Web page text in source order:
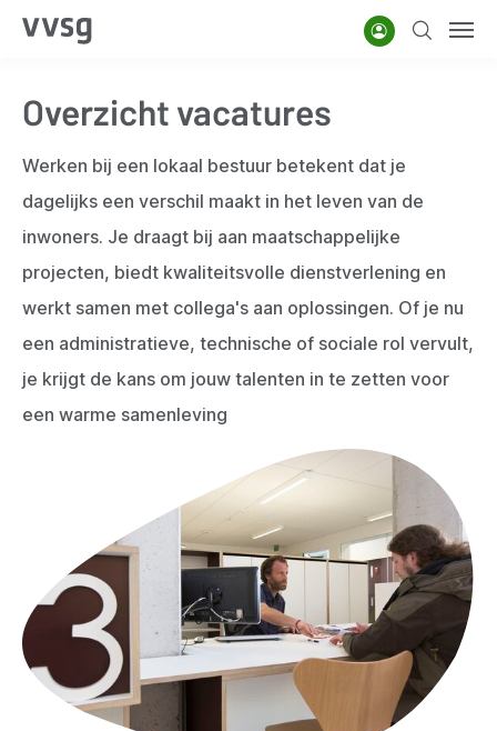
Overslaan
gaan
AccountZoeken
Overzicht vacatures
Werken bij een lokaal bestuur betekent dat je
dagelijks een verschil maakt in het leven van de
inwoners. Je draagt bij aan maatschappelijke
projecten, biedt kwaliteitsvolle dienstverlening en
werkt samen met collega's aan oplossingen. Of je nu
een administratieve, technische of sociale rol vervult,
je krijgt de kans om jouw talenten in te zetten voor
een warme samenleving